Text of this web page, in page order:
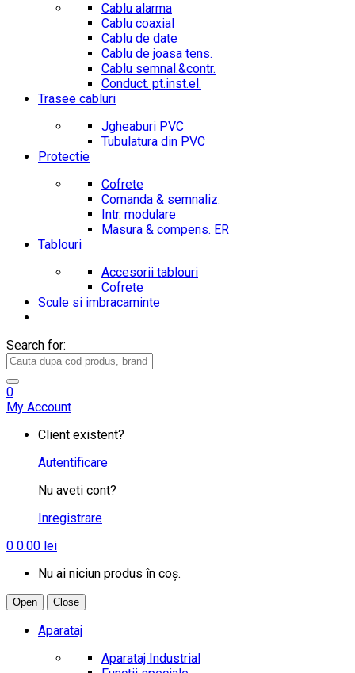
Cablu alarma
Cablu coaxial
Cablu de date
Cablu de joasa tens.
Cablu semnal.&contr.
Conduct. pt.inst.el.
Trasee cabluri
Jgheaburi PVC
Tubulatura din PVC
Protectie
Cofrete
Comanda & semnaliz.
Intr. modulare
Masura & compens. ER
Tablouri
Accesorii tablouri
Cofrete
Scule si imbracaminte
Search for:
0
My Account
Client existent?
Autentificare
Nu aveti cont?
Inregistrare
0 0.00 lei
Nu ai niciun produs în coș.
Open Close
Aparataj
Aparataj Industrial